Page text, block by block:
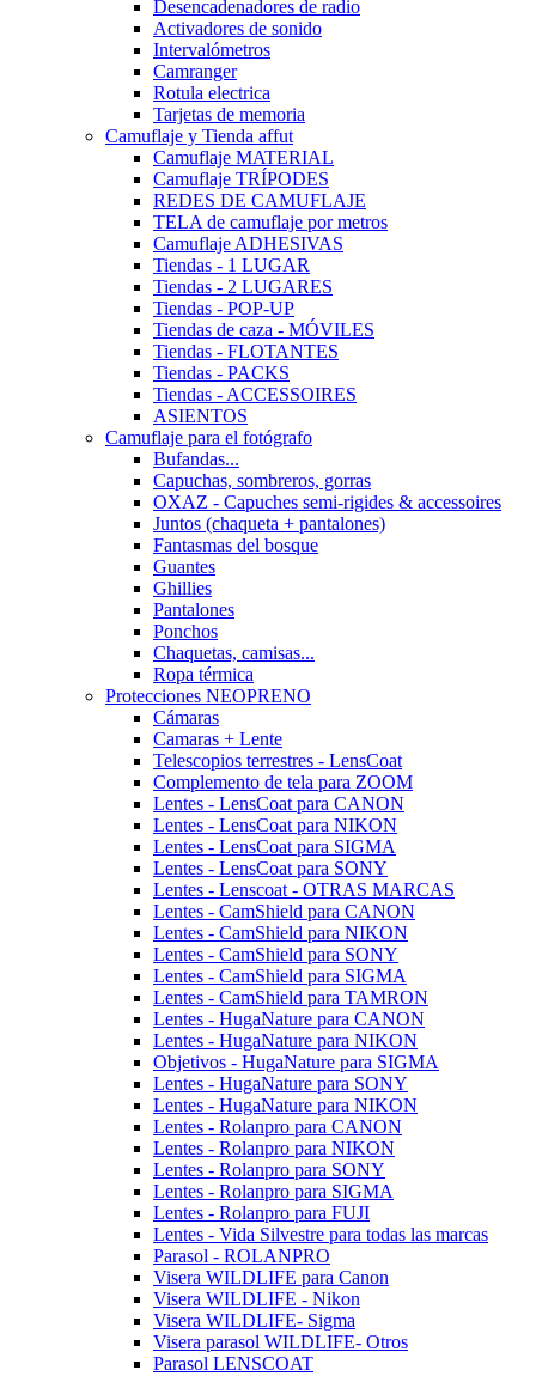
Desencadenadores de radio
Activadores de sonido
Intervalómetros
Camranger
Rotula electrica
Tarjetas de memoria
Camuflaje y Tienda affut
Camuflaje MATERIAL
Camuflaje TRÍPODES
REDES DE CAMUFLAJE
TELA de camuflaje por metros
Camuflaje ADHESIVAS
Tiendas - 1 LUGAR
Tiendas - 2 LUGARES
Tiendas - POP-UP
Tiendas de caza - MÓVILES
Tiendas - FLOTANTES
Tiendas - PACKS
Tiendas - ACCESSOIRES
ASIENTOS
Camuflaje para el fotógrafo
Bufandas...
Capuchas, sombreros, gorras
OXAZ - Capuches semi-rigides & accessoires
Juntos (chaqueta + pantalones)
Fantasmas del bosque
Guantes
Ghillies
Pantalones
Ponchos
Chaquetas, camisas...
Ropa térmica
Protecciones NEOPRENO
Cámaras
Camaras + Lente
Telescopios terrestres - LensCoat
Complemento de tela para ZOOM
Lentes - LensCoat para CANON
Lentes - LensCoat para NIKON
Lentes - LensCoat para SIGMA
Lentes - LensCoat para SONY
Lentes - Lenscoat - OTRAS MARCAS
Lentes - CamShield para CANON
Lentes - CamShield para NIKON
Lentes - CamShield para SONY
Lentes - CamShield para SIGMA
Lentes - CamShield para TAMRON
Lentes - HugaNature para CANON
Lentes - HugaNature para NIKON
Objetivos - HugaNature para SIGMA
Lentes - HugaNature para SONY
Lentes - HugaNature para NIKON
Lentes - Rolanpro para CANON
Lentes - Rolanpro para NIKON
Lentes - Rolanpro para SONY
Lentes - Rolanpro para SIGMA
Lentes - Rolanpro para FUJI
Lentes - Vida Silvestre para todas las marcas
Parasol - ROLANPRO
Visera WILDLIFE para Canon
Visera WILDLIFE - Nikon
Visera WILDLIFE- Sigma
Visera parasol WILDLIFE- Otros
Parasol LENSCOAT